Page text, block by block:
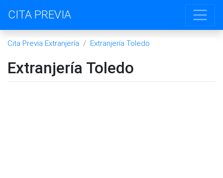
CITA PREVIA
Cita Previa Extranjería Extranjería Toledo
Extranjería Toledo